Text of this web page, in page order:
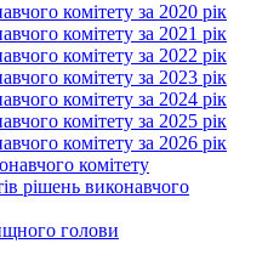
комітету за 2020 рік
комітету за 2021 рік
комітету за 2022 рік
комітету за 2023 рік
комітету за 2024 рік
комітету за 2025 рік
комітету за 2026 рік
комітету
рішень виконавчого
голови